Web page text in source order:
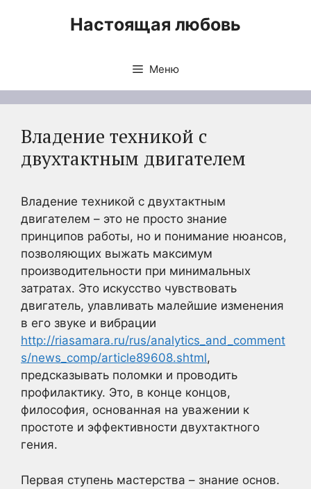
Настоящая любовь
Меню
Владение техникой с
двухтактным двигателем
Владение техникой с двухтактным
двигателем – это не просто знание
принципов работы, но и понимание нюансов,
позволяющих выжать максимум
производительности при минимальных
затратах. Это искусство чувствовать
двигатель, улавливать малейшие изменения
в его звуке и вибрации
http://riasamara.ru/rus/analytics_and_comment
s/news_comp/article89608.shtml,
предсказывать поломки и проводить
профилактику. Это, в конце концов,
философия, основанная на уважении к
простоте и эффективности двухтактного
гения.
Первая ступень мастерства – знание основ.